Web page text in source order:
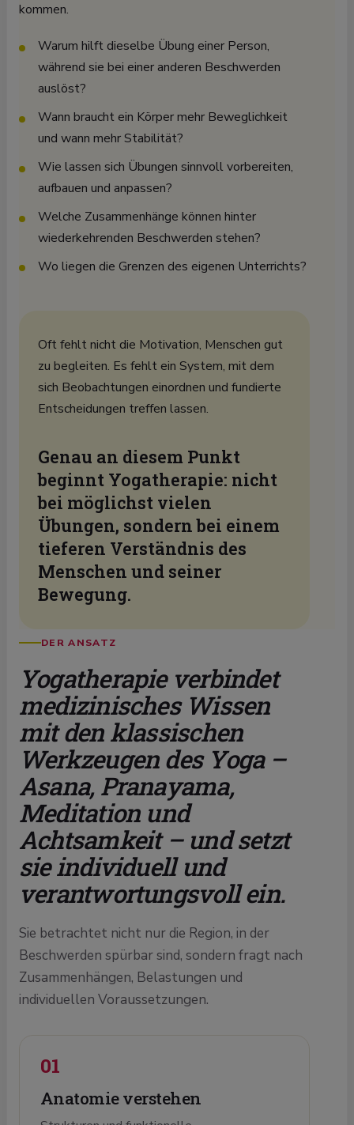
kommen.
Warum hilft dieselbe Übung einer Person,
während sie bei einer anderen Beschwerden
auslöst?
Wann braucht ein Körper mehr Beweglichkeit
und wann mehr Stabilität?
Wie lassen sich Übungen sinnvoll vorbereiten,
aufbauen und anpassen?
Welche Zusammenhänge können hinter
wiederkehrenden Beschwerden stehen?
Wo liegen die Grenzen des eigenen Unterrichts?
Oft fehlt nicht die Motivation, Menschen gut
zu begleiten. Es fehlt ein System, mit dem
sich Beobachtungen einordnen und fundierte
Entscheidungen treffen lassen.
Genau an diesem Punkt
beginnt Yogatherapie: nicht
bei möglichst vielen
Übungen, sondern bei einem
tieferen Verständnis des
Menschen und seiner
Bewegung.
DER ANSATZ
Yogatherapie verbindet
medizinisches Wissen
mit den klassischen
Werkzeugen des Yoga –
Asana, Pranayama,
Meditation und
Achtsamkeit – und setzt
sie individuell und
verantwortungsvoll ein.
Sie betrachtet nicht nur die Region, in der
Beschwerden spürbar sind, sondern fragt nach
Zusammenhängen, Belastungen und
individuellen Voraussetzungen.
01
Anatomie verstehen